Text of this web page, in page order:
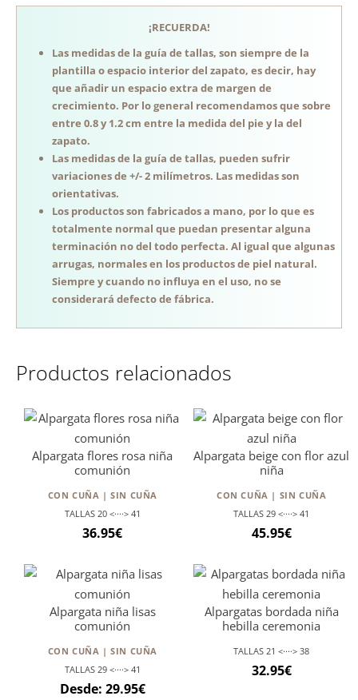
¡RECUERDA!
Las medidas de la guía de tallas, son siempre de la
plantilla o espacio interior del zapato, es decir, hay
que añadir un espacio extra de margen de
crecimiento. Por lo general recomendamos que sobre
entre 0.8 y 1.2 cm entre la medida del pie y la del
zapato.
Las medidas de la guía de tallas, pueden sufrir
variaciones de +/- 2 milímetros. Las medidas son
orientativas.
Los productos son fabricados a mano, por lo que es
totalmente normal que puedan presentar alguna
terminación no del todo perfecta. Al igual que algunas
arrugas, normales en los productos de piel natural.
Siempre y cuando no influya en el uso, no se
considerará defecto de fábrica.
Productos relacionados
Alpargata flores rosa niña
comunión
CON CUÑA | SIN CUÑA
TALLAS 20 <····> 41
36.95€
Alpargata beige con flor azul
niña
CON CUÑA | SIN CUÑA
TALLAS 29 <····> 41
45.95€
Alpargata niña lisas
comunión
CON CUÑA | SIN CUÑA
TALLAS 29 <····> 41
Desde: 29.95€
Alpargatas bordada niña
hebilla ceremonia
TALLAS 21 <····> 38
32.95€